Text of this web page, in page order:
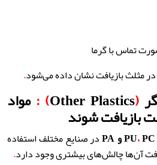
تماس با گرما
در مثلث بازیافت نشان داده می‌شود.
(
Other Plastics
) :مواد
بازیافت شوند
PU،PC و
در صنایع مختلف استفاده
آن‌ها چالش‌های بیشتری وجود دارد.